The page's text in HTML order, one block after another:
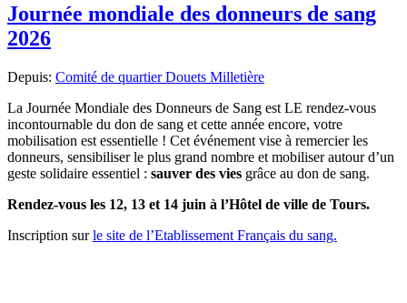
le
2026
Journée mondiale des donneurs de sang
2026
Depuis: Comité de quartier Douets Milletière
La Journée Mondiale des Donneurs de Sang est LE rendez-vous
incontournable du don de sang et cette année encore, votre
mobilisation est essentielle ! Cet événement vise à remercier les
donneurs, sensibiliser le plus grand nombre et mobiliser autour d’un
geste solidaire essentiel : sauver des vies grâce au don de sang.
Rendez-vous les 12, 13 et 14 juin à l’Hôtel de ville de Tours.
Inscription surle site de l’Etablissement Français du sang.